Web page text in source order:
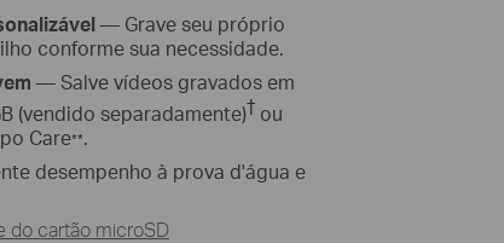
— Grave seu próprio
conforme sua necessidade.
—Salve vídeos gravados em
(vendido separadamente)† ou
Care**.
desempenho à prova d'água e
do cartão microSD